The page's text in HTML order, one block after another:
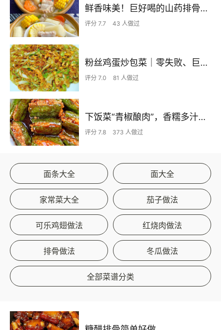
鲜香味美！巨好喝的山药排骨汤！！
评分 7.7 43 人做过
粉丝鸡蛋炒包菜｜零失败、巨下饭
评分 7.0 81 人做过
下饭菜“青椒酿肉”，香糯多汁鲜嫩下饭
评分 7.8 373 人做过
面条大全 面大全
家常菜大全 茄子做法
可乐鸡翅做法 红烧肉做法
排骨做法 冬瓜做法
全部菜谱分类